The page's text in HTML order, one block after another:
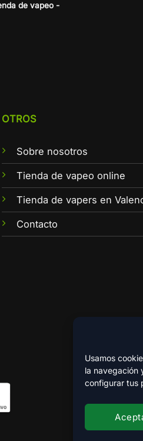
Usamos
la navegación
configurar tus
de vapeo -
OTROS
Sobre nosotros
Tienda de vapeo online
Tienda de vapers en
Contacto